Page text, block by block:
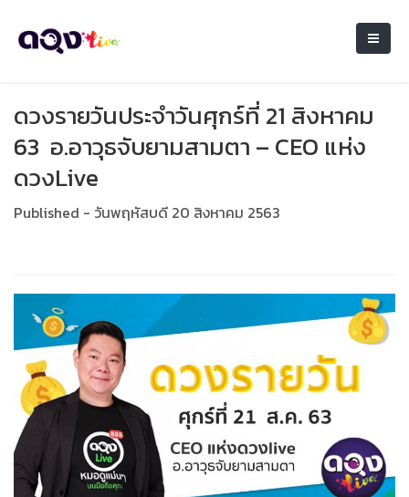
ดวงรายวันประจำวันศุกร์ที่ 21 สิงหาคม
63 อ.อาวุธจับยามสามตา – CEO แห่ง
ดวงLive
Published - วันพฤหัสบดี 20 สิงหาคม 2563